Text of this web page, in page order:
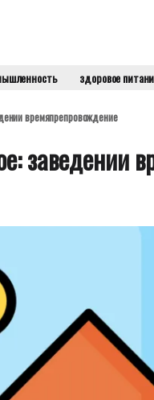
здоровое
времяпрепровождение
заведении